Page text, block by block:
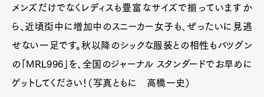
メンズだけでなくレディスも豊富なサイズで揃っていますか
ら、近頃街中に増加中のスニーカー女子も、ぜったいに見逃
せない一足です。秋以降のシックな服装との相性もバツグン
の「MRL996」を、全国のジャーナル スタンダードでお早めに
ゲットしてください！（写真ともに 高橋一史）